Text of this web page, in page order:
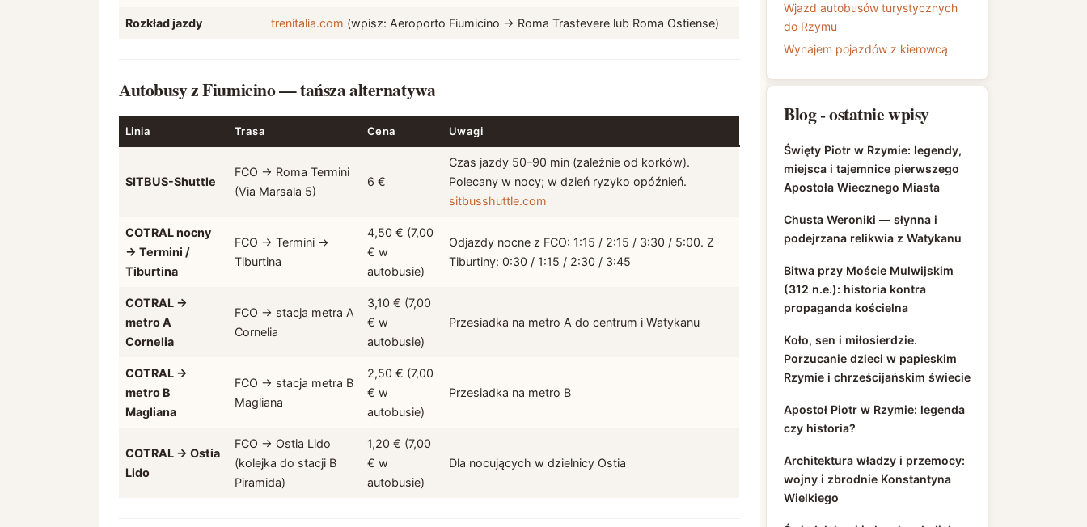
Rozkład jazdy trenitalia.com (wpisz: Aeroporto Fiumicino → Roma Trastevere lub Roma Ostiense)
Autobusy z Fiumicino — tańsza alternatywa
Linia Trasa Cena Uwagi
SITBUS-Shuttle
FCO → Roma Termini
(Via Marsala 5)
6 €
Czas jazdy 50–90 min (zależnie od korków).
Polecany w nocy; w dzień ryzyko opóźnień.
sitbusshuttle.com
COTRAL nocny
→ Termini /
Tiburtina
FCO → Termini →
Tiburtina
4,50 € (7,00
€ w
autobusie)
Odjazdy nocne z FCO: 1:15 / 2:15 / 3:30 / 5:00. Z
Tiburtiny: 0:30 / 1:15 / 2:30 / 3:45
COTRAL →
metro A
Cornelia
FCO → stacja metra A
Cornelia
3,10 € (7,00
€ w
autobusie)
Przesiadka na metro A do centrum i Watykanu
COTRAL →
metro B
Magliana
FCO → stacja metra B
Magliana
2,50 € (7,00
€ w
autobusie)
Przesiadka na metro B
COTRAL → Ostia
Lido
FCO → Ostia Lido
(kolejka do stacji B
Piramida)
1,20 € (7,00
€ w
autobusie)
Dla nocujących w dzielnicy Ostia
Wjazd autobusów turystycznych
do Rzymu
Wynajem pojazdów z kierowcą
Blog - ostatnie wpisy
Święty Piotr w Rzymie: legendy,
miejsca i tajemnice pierwszego
Apostoła Wiecznego Miasta
Chusta Weroniki — słynna i
podejrzana relikwia z Watykanu
Bitwa przy Moście Mulwijskim
(312 n.e.): historia kontra
propaganda kościelna
Koło, sen i miłosierdzie.
Porzucanie dzieci w papieskim
Rzymie i chrześcijańskim świecie
Apostoł Piotr w Rzymie: legenda
czy historia?
Architektura władzy i przemocy:
wojny i zbrodnie Konstantyna
Wielkiego